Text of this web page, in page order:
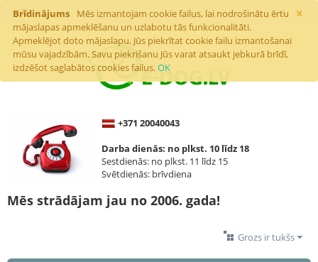
×
Brīdinājums
Mēs izmantojam cookie failus, lai nodrošinātu ērtu
mājaslapas apmeklēšanu un uzlabotu tās funkcionalitāti.
Apmeklējot doto mājaslapu, Jūs piekrītat cookie failu izmantošanai
mūsu vajadzībām. Savu piekrišanu Jūs varat atsaukt jebkurā brīdī,
izdzēšot saglabātos cookies failus.OK
+371 20040043
Darba dienās: no plkst. 10 līdz 18
Sestdienās: no plkst. 11 līdz 15
Svētdienās: brīvdiena
Mēs strādājam jau no 2006. gada!
Grozs ir tukšs